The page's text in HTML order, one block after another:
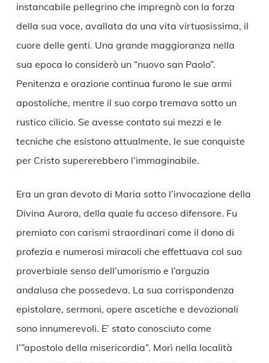
instancabile pellegrino che impregnò con la forza
della sua voce, avallata da una vita virtuosissima, il
cuore delle genti. Una grande maggioranza nella
sua epoca lo considerò un “nuovo san Paolo”.
Penitenza e orazione continua furono le sue armi
apostoliche, mentre il suo corpo tremava sotto un
rustico cilicio. Se avesse contato sui mezzi e le
tecniche che esistono attualmente, le sue conquiste
per Cristo supererebbero l’immaginabile.
Era un gran devoto di Maria sotto l’invocazione della
Divina Aurora, della quale fu acceso difensore. Fu
premiato con carismi straordinari come il dono di
profezia e numerosi miracoli che effettuava col suo
proverbiale senso dell’umorismo e l’arguzia
andalusa che possedeva. La sua corrispondenza
epistolare, sermoni, opere ascetiche e devozionali
sono innumerevoli. E’ stato conosciuto come
l’”apostolo della misericordia”. Morì nella località